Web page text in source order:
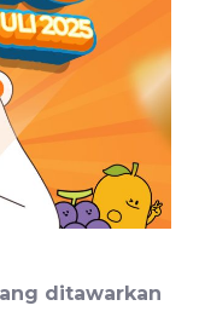
ditawarkan